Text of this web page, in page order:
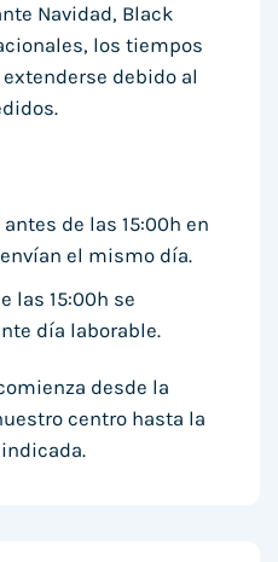
Navidad, Black
los tiempos
debido al
de las 15:00h en
el mismo día.
las 15:00h se
día laborable.
desde la
centro hasta la